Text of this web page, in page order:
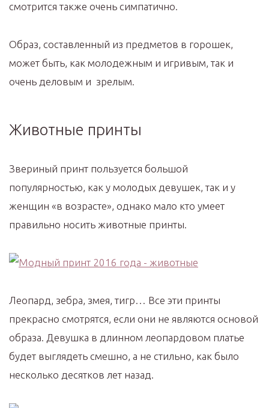
смотрится также очень симпатично.
Образ, составленный из предметов в горошек,
может быть, как молодежным и игривым, так и
очень деловым и зрелым.
Животные принты
Звериный принт пользуется большой
популярностью, как у молодых девушек, так и у
женщин «в возрасте», однако мало кто умеет
правильно носить животные принты.
Леопард, зебра, змея, тигр… Все эти принты
прекрасно смотрятся, если они не являются основой
образа. Девушка в длинном леопардовом платье
будет выглядеть смешно, а не стильно, как было
несколько десятков лет назад.